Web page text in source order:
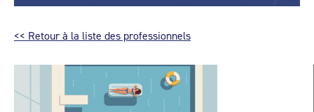
<< Retour à la liste des professionnels